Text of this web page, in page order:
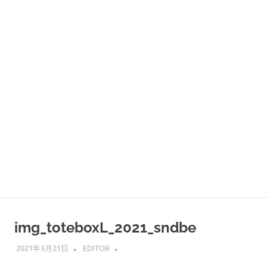
img_toteboxL_2021_sndbe
2021年3月21日 EDITOR